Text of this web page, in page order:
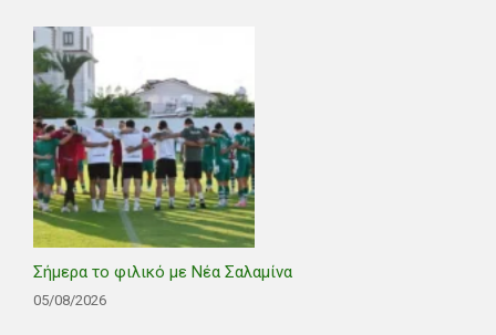
Σήμερα το φιλικό με Νέα Σαλαμίνα
05/08/2026